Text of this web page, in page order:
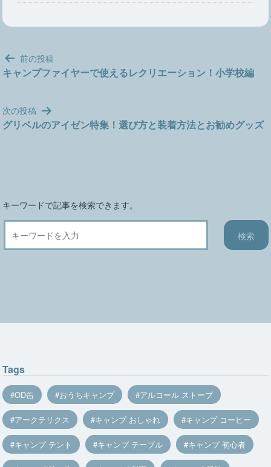
投
稿
ゲ
ー
前の投稿
キャンプファイヤーで使えるレクリエーション！小学校編
次の投稿
グリベルのアイゼン特集！選び方と装着方法とお勧めグッズ
キーワードで記事を検索できます。
Tags
OD缶 おうちキャンプ アルコール ストーブ
アークテリクス キャンプ おしゃれ キャンプ コーヒー
キャンプ テント キャンプ テーブル キャンプ 初心者